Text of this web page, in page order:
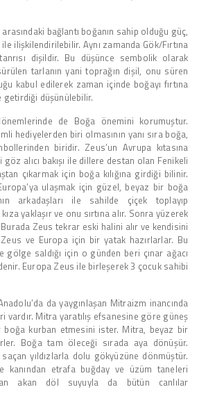
arasındaki bağlantı boğanın sahip olduğu güç,
ilişkilendirilebilir. Aynı zamanda Gök/Fırtına
dişildir. Bu düşünce sembolik olarak
tarlanın yani toprağın dişil, onu süren
kabul edilerek zaman içinde boğayı fırtına
getirdiği düşünülebilir.
de Boğa önemini korumuştur.
hediyelerden biri olmasının yanı sıra boğa,
biridir. Zeus’un Avrupa kıtasına
alıcı bakışı ile dillere destan olan Fenikeli
çıkarmak için boğa kılığına girdiği bilinir.
ulaşmak için güzel, beyaz bir boğa
arkadaşları ile sahilde çiçek toplayıp
yaklaşır ve onu sırtına alır. Sonra yüzerek
Burada Zeus tekrar eski halini alır ve kendisini
ve Europa için bir yatak hazırlarlar. Bu
gölge saldığı için o günden beri çınar ağacı
Europa Zeus ile birleşerek 3 çocuk sahibi
da yaygınlaşan Mitraizm inancında
vardır. Mitra yaratılış efsanesine göre güneş
boğa kurban etmesini ister. Mitra, beyaz bir
Boğa tam öleceği sırada aya dönüşür.
saçan yıldızlarla dolu gökyüzüne dönmüştür.
kanından etrafa buğday ve üzüm taneleri
akan döl suyuyla da bütün canlılar